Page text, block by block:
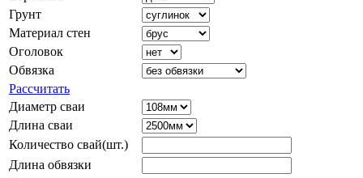
Грунт
Материал стен
Оголовок
Обвязка
Рассчитать
Диаметр сваи
Длина сваи
Количество свай(шт.)
Длина обвязки